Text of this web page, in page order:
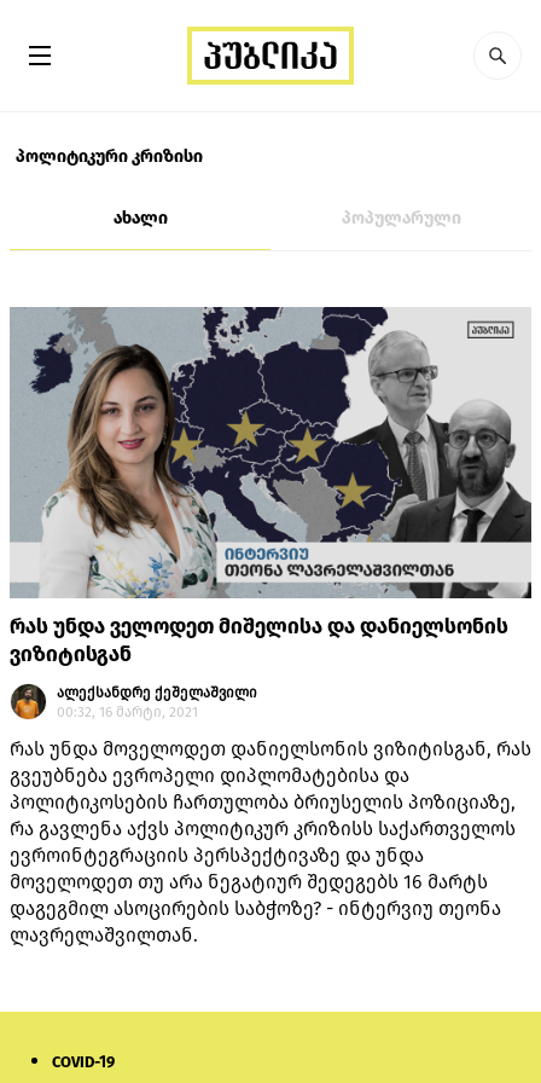
პოლიტიკური კრიზისი
ახალი პოპულარული
რას უნდა ველოდეთ მიშელისა და დანიელსონის
ვიზიტისგან
ალექსანდრე ქეშელაშვილი
00:32, 16 მარტი, 2021
რას უნდა მოველოდეთ დანიელსონის ვიზიტისგან, რას
გვეუბნება ევროპელი დიპლომატებისა და
პოლიტიკოსების ჩართულობა ბრიუსელის პოზიციაზე,
რა გავლენა აქვს პოლიტიკურ კრიზისს საქართველოს
ევროინტეგრაციის პერსპექტივაზე და უნდა
მოველოდეთ თუ არა ნეგატიურ შედეგებს 16 მარტს
დაგეგმილ ასოცირების საბჭოზე? - ინტერვიუ თეონა
ლავრელაშვილთან.
COVID-19